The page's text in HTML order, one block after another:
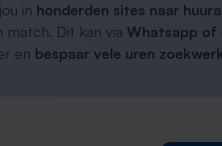
in honderden sites naar
match. Dit kan via Whatsapp of
en bespaar vele uren